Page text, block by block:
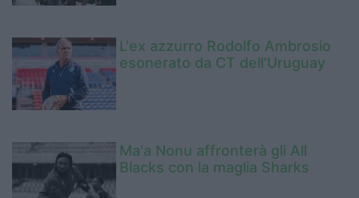
L'ex azzurro Rodolfo Ambrosio
esonerato da CT dell'Uruguay
Ma'a Nonu affronterà gli All
Blacks con la maglia Sharks